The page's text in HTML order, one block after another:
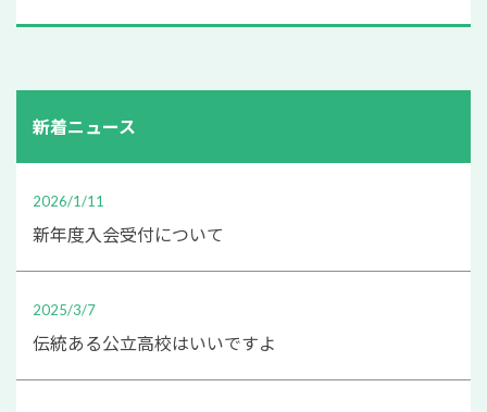
新着ニュース
2026/1/11
新年度入会受付について
2025/3/7
伝統ある公立高校はいいですよ